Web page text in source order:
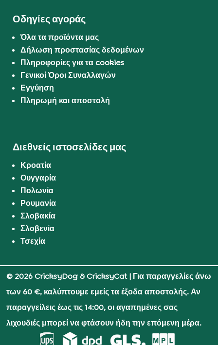
Οδηγίες αγοράς
Όλα τα προϊόντα μας
Δήλωση προστασίας δεδομένων
Πληροφορίες για τα cookies
Γενικοί Όροι Συναλλαγών
Εγγύηση
Πληρωμή και αποστολή
Διεθνείς ιστοσελίδες μας
Κροατία
Ουγγαρία
Πολωνία
Ρουμανία
Σλοβακία
Σλοβενία
Τσεχία
© 2026 CricksyDog & CricksyCat| Για παραγγελίες άνω
των 60 €, καλύπτουμε εμείς τα έξοδα αποστολής. Αν
παραγγείλεις έως τις 14:00, οι αγαπημένες σας
λιχουδιές μπορεί να φτάσουν ήδη την επόμενη μέρα.